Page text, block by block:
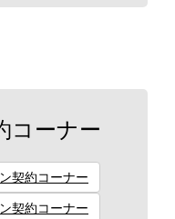
コーナー
契約コーナー
契約コーナー